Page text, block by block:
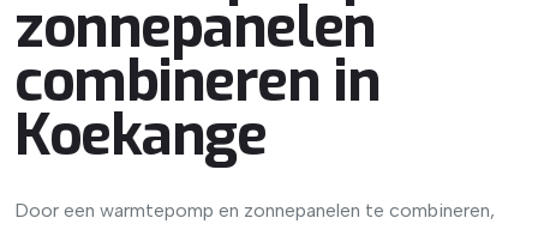
zonnepanelen
combineren in
Koekange
Door een warmtepomp en zonnepanelen te combineren,